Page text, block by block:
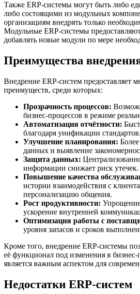
Также ERP-системы могут быть либо
либо состоящими из модульных
организациям внедрять только
Модульные ERP-системы
добавлять новые модули по мере
Преимущества
Внедрение ERP-систем предоставляет
преимуществ, среди которых:
Прозрачность процессов:
бизнес-процессов в режиме
Автоматизация отчётности:
благодаря унификации стандартов.
Улучшение планирования:
данных и выявление
Защита данных:
информации снижает риск утечек.
Повышение качества
истории взаимодействия с
персонализацию общения.
Рост продуктивности:
ускорение внутренней
Оптимизация работы с
уровня запасов и сроков
Кроме того, внедрение ERP-системы
её функционал под изменения в бизнес-
является важным аспектом для
Недостатки ERP-систем